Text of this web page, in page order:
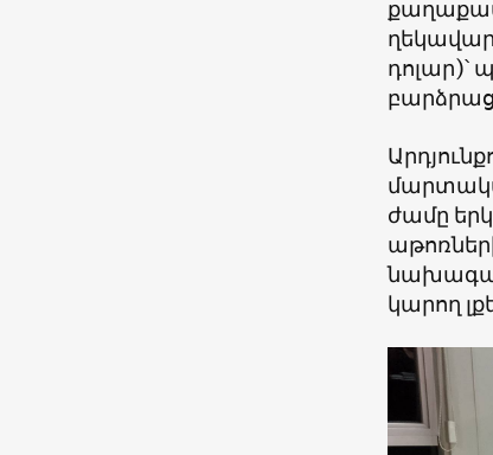
դոլար)՝
ժամը
կարող